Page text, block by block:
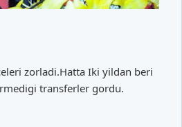
zorladi.Hatta Iki yildan beri
transferler gordu.